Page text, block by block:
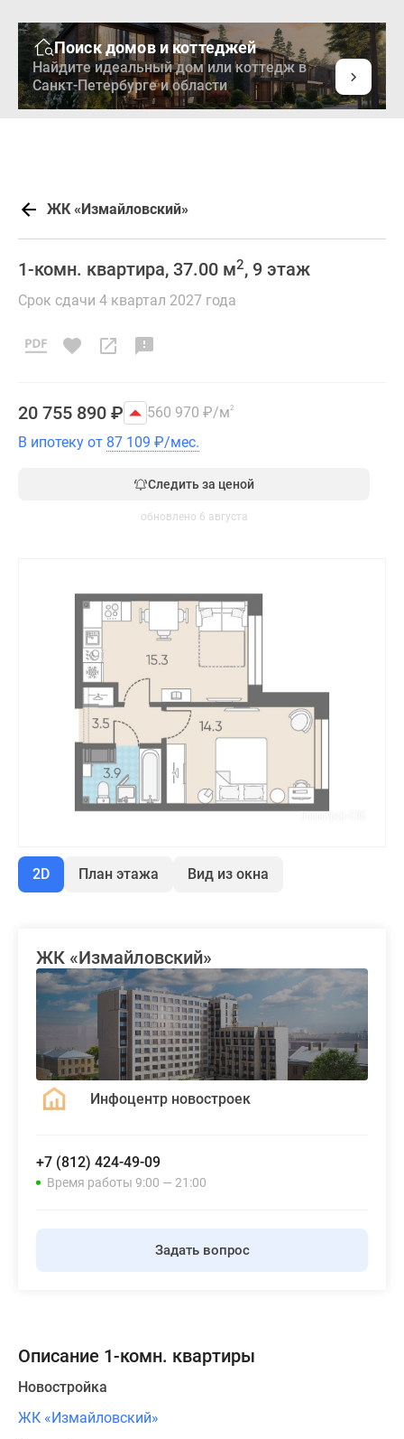
Поиск домов и коттеджей
Найдите идеальный дом или коттедж в
Санкт-Петербурге и области
ЖК «Измайловский»
1-комн. квартира, 37.00 м2, 9 этаж
Срок сдачи 4 квартал 2027 года
20 755 890 ₽ 560 970 ₽/м2
В ипотеку от 87 109 ₽/мес.
Следить за ценой
обновлено 6 августа
2D План этажа Вид из окна
ЖК «Измайловский»
Инфоцентр новостроек
+7 (812) 424-49-09
Время работы 9:00 — 21:00
Задать вопрос
Описание 1-комн. квартиры
Новостройка
ЖК «Измайловский»